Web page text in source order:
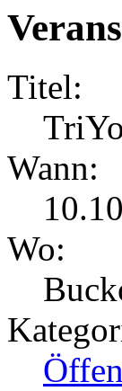
Titel:
Wann:
Wo: